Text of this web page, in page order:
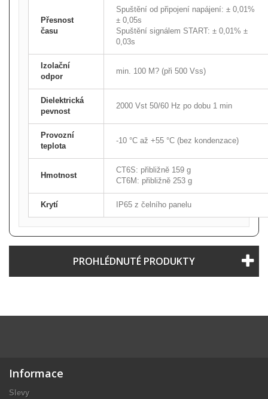
Přesnost
času
Spuštění od připojení napájení: ± 0,01%
± 0,05s
Spuštění signálem START: ± 0,01% ±
0,03s
Izolační
odpor
min. 100 M? (při 500 Vss)
Dielektrická
pevnost
2000 Vst 50/60 Hz po dobu 1 min
Provozní
teplota
-10 °C až +55 °C (bez kondenzace)
Hmotnost
CT6S: přibližně 159 g
CT6M: přibližně 253 g
Krytí IP65 z čelního panelu
PROHLÉDNUTÉ PRODUKTY
Informace
Slevy